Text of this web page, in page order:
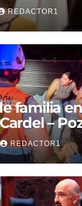
REDACTOR1
familia
–
por
REDACTOR1